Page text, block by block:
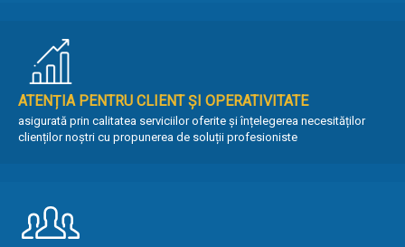
ATENȚIA PENTRU CLIENT ȘI OPERATIVITATE
asigurată prin calitatea serviciilor oferite și înțelegerea necesităților
clienților noștri cu propunerea de soluții profesioniste